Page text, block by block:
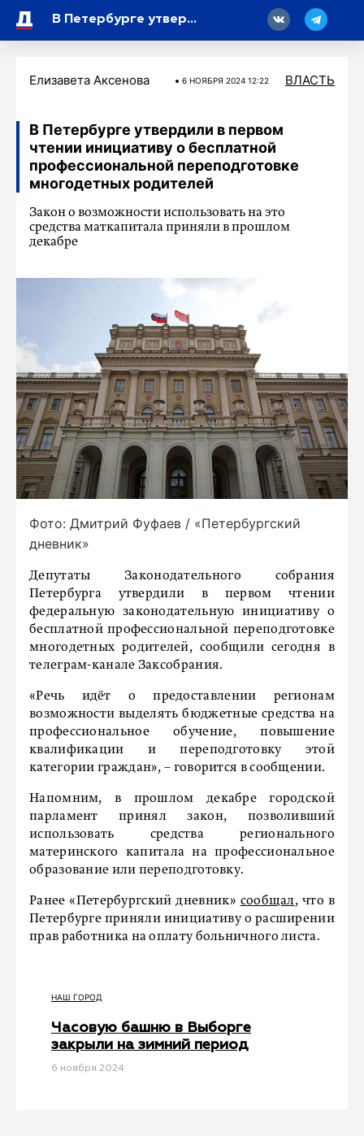
В Петербурге утвердили в первом чтении инициативу о бесплатной профессиональной переподготовке многодетных родителей
Елизавета Аксенова 6 НОЯБРЯ 2024 12:22 ВЛАСТЬ
В Петербурге утвердили в первом
чтении инициативу о бесплатной
профессиональной переподготовке
многодетных родителей
Закон о возможности использовать на это
средства маткапитала приняли в прошлом
декабре
Фото: Дмитрий Фуфаев / «Петербургский
дневник»
Депутаты Законодательного собрания
Петербурга утвердили в первом чтении
федеральную законодательную инициативу о
бесплатной профессиональной переподготовке
многодетных родителей, сообщили сегодня в
телеграм-канале Заксобрания.
«Речь идёт о предоставлении регионам
возможности выделять бюджетные средства на
профессиональное обучение, повышение
квалификации и переподготовку этой
категории граждан», – говорится в сообщении.
Напомним, в прошлом декабре городской
парламент принял закон, позволивший
использовать средства регионального
материнского капитала на профессиональное
образование или переподготовку.
Ранее «Петербургский дневник» сообщал, что в
Петербурге приняли инициативу о расширении
прав работника на оплату больничного листа.
НАШ ГОРОД
Часовую башню в Выборге
закрыли на зимний период
6 ноября 2024